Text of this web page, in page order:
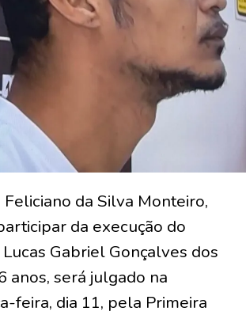
da Silva Monteiro,
da execução do
Gabriel Gonçalves dos
anos, será julgado na
feira, dia 11, pela Primeira